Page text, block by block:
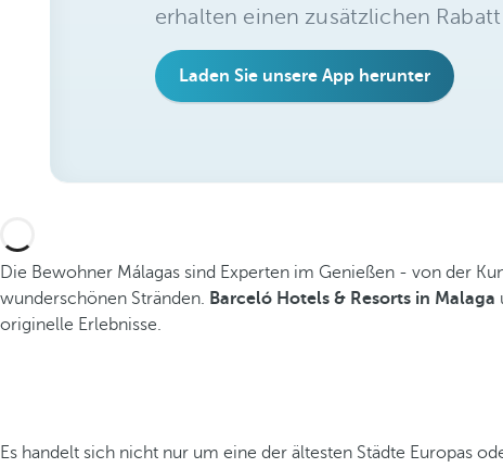
erhalten einen zusätzlichen Rabatt
Laden Sie unsere App herunter
Die Bewohner Málagas sind Experten im Genießen - von der
wunderschönen Stränden. Barceló Hotels & Resorts in Malaga
originelle Erlebnisse.
Es handelt sich nicht nur um eine der ältesten Städte Europas